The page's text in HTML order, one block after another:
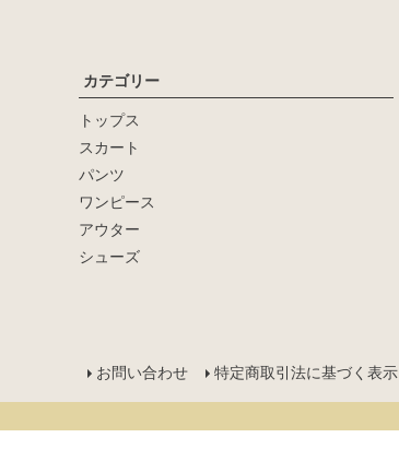
カテゴリー
トップス
スカート
パンツ
ワンピース
アウター
シューズ
お問い合わせ 特定商取引法に基づく表示